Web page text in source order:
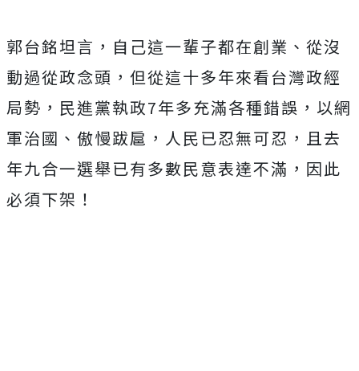
郭台銘坦言，自己這一輩子都在創業、從沒
動過從政念頭，但從這十多年來看台灣政經
局勢，民進黨執政7年多充滿各種錯誤，以網
軍治國、傲慢跋扈，人民已忍無可忍，且去
年九合一選舉已有多數民意表達不滿，因此
必須下架！